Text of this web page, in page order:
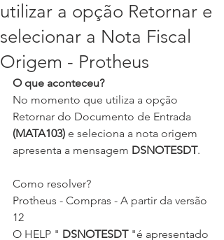
utilizar a opção Retornar e
selecionar a Nota Fiscal
Origem - Protheus
O que aconteceu?
No momento que utiliza a opção
Retornar do Documento de Entrada
(MATA103) e seleciona a nota origem
apresenta a mensagem DSNOTESDT.
Como resolver?
Protheus - Compras - A partir da versão
12
O HELP " DSNOTESDT "é apresentado